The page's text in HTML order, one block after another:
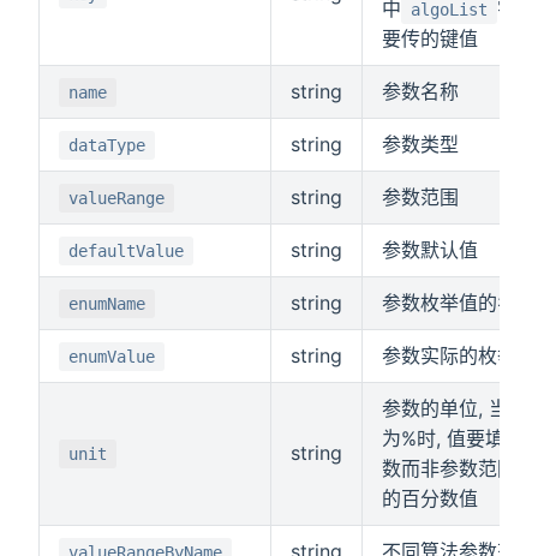
中 algoList
字
要传的键值
name string 参数名称
dataType string 参数类型
valueRange string 参数范围
defaultValue string 参数默认值
enumName string 参数枚举值的名称
enumValue string 参数实际的枚举值
unit string
参数的单位, 当单
为%时, 值要填写
数而非参数范围
的百分数值
string 不同算法参数范围